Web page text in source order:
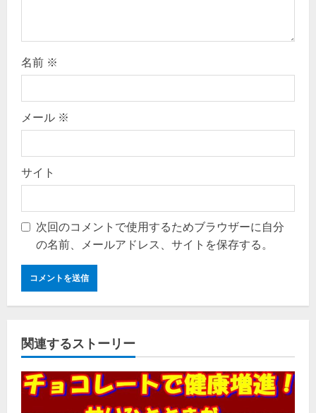
名前 ※
メール ※
サイト
次回のコメントで使用するためブラウザーに自分
の名前、メールアドレス、サイトを保存する。
関連するストーリー